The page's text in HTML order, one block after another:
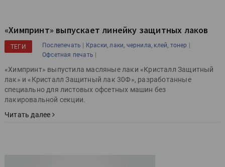
«Химпринт» выпускает линейку защитных лаков
ТЕГИ Послепечать | Краски, лаки, чернила, клей, тонер |
Офсетная печать |
«Химпринт» выпустила масляные лаки «Кристалл Защитный
лак» и «Кристалл Защитный лак 30Ф», разработанные
специально для листовых офсетных машин без
лакировальной секции.
Читать далее